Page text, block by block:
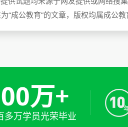
“成公教育”的文章，版权均属成公教
万+
多万学员光荣毕业